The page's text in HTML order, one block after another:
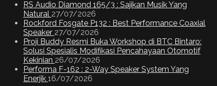
RS Audio Diamond 165/3 : Sajikan Musik Yang
Natural 27/07/2026
Rockford Fosgate P132 : Best Performance Coaxial
Speaker 27/07/2026
Proji Buddy Resmi Buka Workshop di BTC Bintaro:
Solusi Spesialis Modifikasi Pencahayaan Otomotif
Kekinian 26/07/2026
Performa F-162 : 2-Way Speaker System Yang
Enerjik 16/07/2026